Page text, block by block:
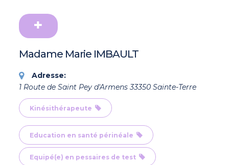
Madame Marie IMBAULT
Adresse:
1 Route de Saint Pey d'Armens 33350 Sainte-Terre
Kinésithérapeute
Education en santé périnéale
Equipé(e) en pessaires de test